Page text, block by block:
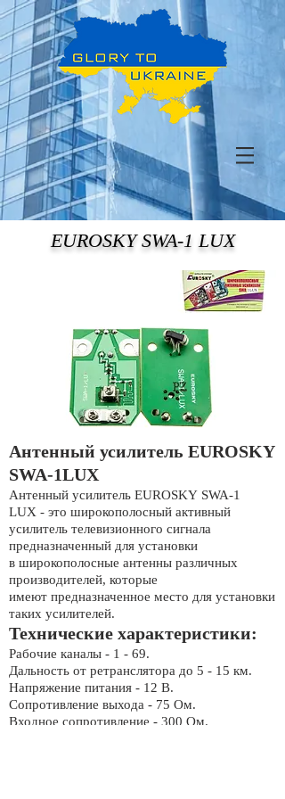
EUROSKY SWA-1 LUX
Антенный усилитель EUROSKY
SWA-1LUX
Антенный усилитель EUROSKY SWA-1
LUX - это широкополосный активный
усилитель телевизионного сигнала
предназначенный для установки
в широкополосные антенны различных
производителей, которые
имеют предназначенное место для установки
таких усилителей.
Технические характеристики:
Рабочие каналы - 1 - 69.
Дальность от ретранслятора до 5 - 15 км.
Напряжение питания - 12 В.
Сопротивление выхода - 75 Ом.
Входное сопротивление - 300 Ом.